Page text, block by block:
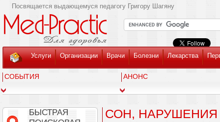
Посвящается выдающемуся педагогу Григору Шагяну
Услуги Организации Врачи Болезни Лекарства
СОБЫТИЯ АНОНС
БЫСТРАЯ
СОН, НАРУШЕНИЯ